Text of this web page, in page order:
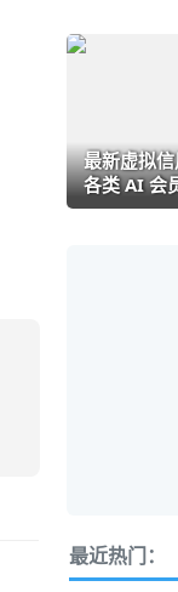
最新虚拟
各类 AI 会
最近热门：